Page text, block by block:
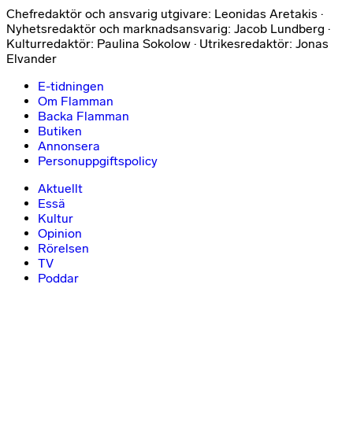
Chefredaktör och ansvarig utgivare: Leonidas Aretakis ·
Nyhetsredaktör och marknadsansvarig: Jacob Lundberg ·
Kulturredaktör: Paulina Sokolow · Utrikesredaktör: Jonas
Elvander
E-tidningen
Om Flamman
Backa Flamman
Butiken
Annonsera
Personuppgiftspolicy
Aktuellt
Essä
Kultur
Opinion
Rörelsen
TV
Poddar